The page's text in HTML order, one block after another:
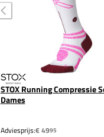
STOX Running Compressie
Dames
Adviesprijs:€ 4995